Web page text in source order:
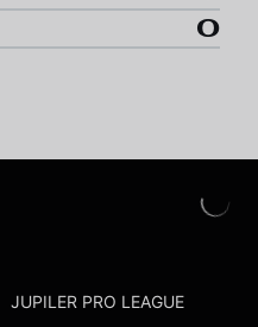
0
JUPILER PRO LEAGUE